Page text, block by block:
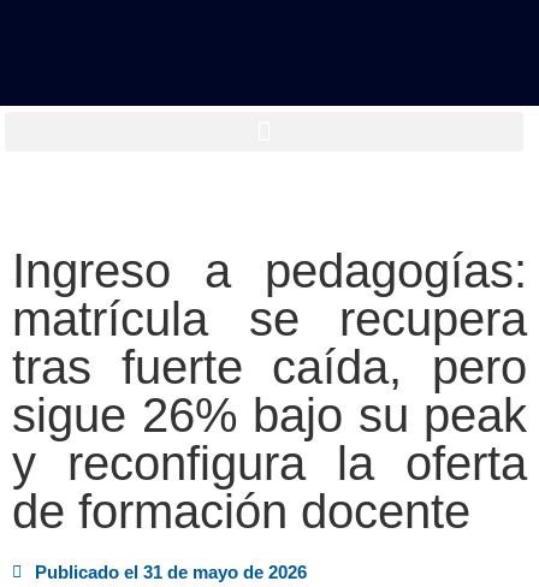
Ingreso a pedagogías:
matrícula se recupera
tras fuerte caída, pero
sigue 26% bajo su peak
y reconfigura la oferta
de formación docente
Publicado el 31 de mayo de 2026